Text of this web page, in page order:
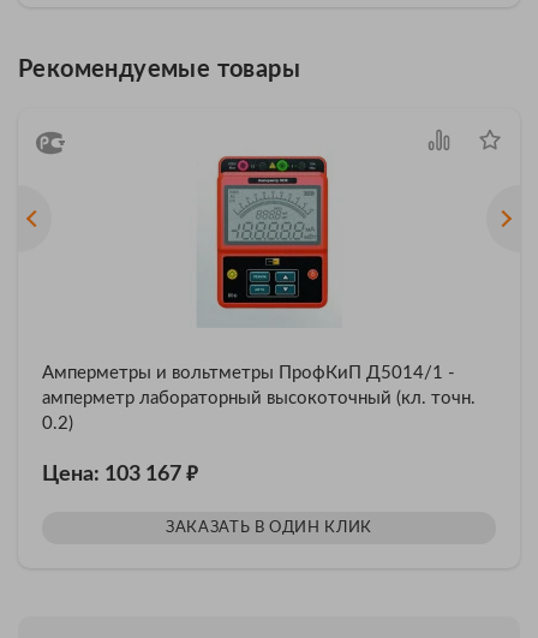
Рекомендуемые товары
Амперметры и вольтметры ПрофКиП Д5014/1 -
амперметр лабораторный высокоточный (кл. точн.
0.2)
Цена: 103 167 ₽
ЗАКАЗАТЬ В ОДИН КЛИК